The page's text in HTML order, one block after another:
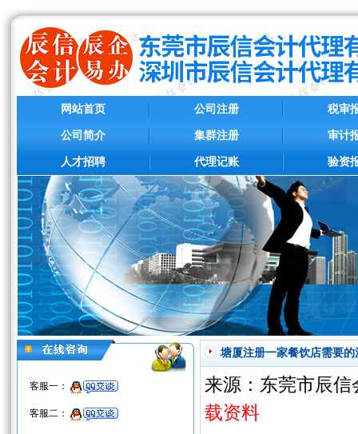
网站首页
公司简介
人才招聘
公司注册
集群注册
代理记账
税审
审计
验资
客服一：
客服二：
塘厦注册一家餐饮店需要的
来源：东莞市辰
载资料